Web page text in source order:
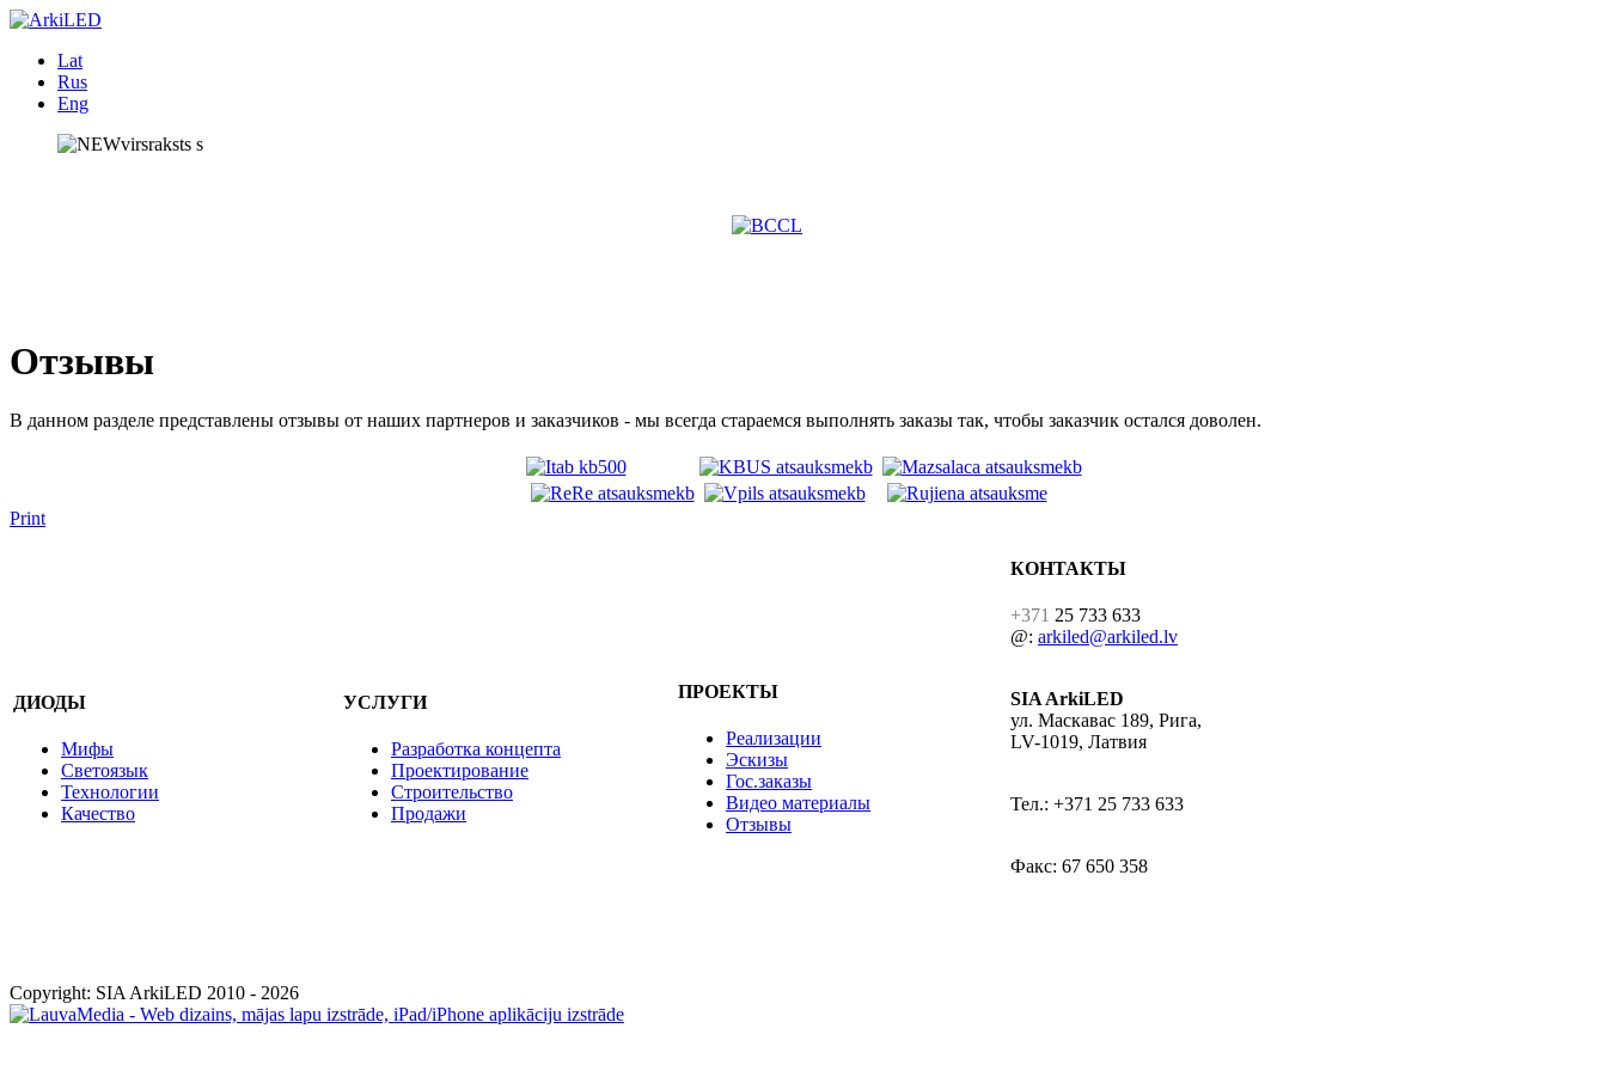
Lat
Rus
Eng
Отзывы
В данном разделе представлены отзывы от наших партнеров и заказчиков - мы всегда стараемся выполнять заказы так, чтобы заказчик остался доволен.
Print
ДИОДЫ
Мифы
Светоязык
Технологии
Качество
УСЛУГИ
Разработка концепта
Проектирование
Строительство
Продажи
ПРОЕКТЫ
Реализации
Эскизы
Гос.заказы
Видео материалы
Отзывы
КОНТАКТЫ
+371 25 733 633
@: arkiled@arkiled.lv
SIA ArkiLED
ул. Маскавас 189, Рига,
LV-1019, Латвия
Тел.: +371 25 733 633
Факс: 67 650 358
Copyright: SIA ArkiLED 2010 - 2026